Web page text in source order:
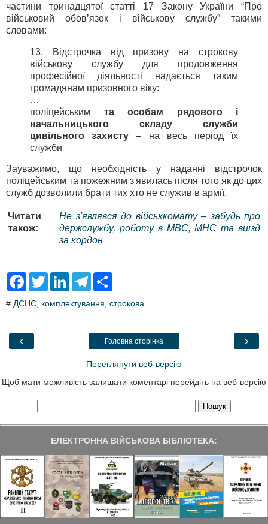
частини тринадцятої статті 17 Закону України “Про
військовий обов’язок і військову службу” такими
словами:
13. Відстрочка від призову на строкову
військову службу для продовження
професійної діяльності надається таким
громадянам призовного віку:
…
поліцейським та особам рядового і
начальницького складу служби
цивільного захисту – на весь період їх
служби
Зауважимо, що необхідність у наданні відстрочок
поліцейським та пожежним з'явилась після того як до цих
служб дозволили брати тих хто не служив в армії.
Читати
також:
Не з'являвся до військкомату – забудь про
держслужбу, роботу в МВС, МНС та виїзд
за кордон
F
e
o
T
t
L
k
T
e
a
r
# ДСНС комплектування строкова
‹ ›
Головна сторінка
Переглянути веб-версію
Щоб мати можливість залишати коментарі перейдіть на веб-версію
ЕЛЕКТРОННА ВІЙСЬКОВА БІБЛІОТЕКА: